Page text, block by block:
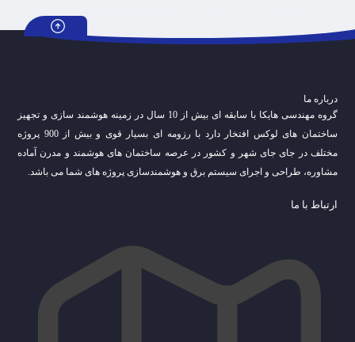
درباره ما
گروه مهندسی هایکا با سابقه ای بیش از 10 سال در زمینه هوشمند سازی و تجهیز
ساختمان های لوکس افتخار دارد با رزومه ای بسیار قوی و بیش از 900 پروژه
مختلف در جای جای شهر و کشور در عرصه ساختمان های هوشمند و مدرن آماده
مشاوره، طراحی و اجرای سیستم برق و هوشمندسازی پروژه های شما می باشد.
ارتباط با ما